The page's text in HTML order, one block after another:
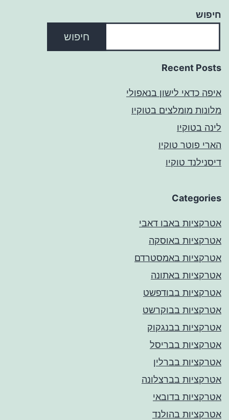
חיפוש
חיפוש
Recent Posts
איפה כדאי לישון בנאפולי
מלונות מומלצים בטוקיו
לינה בטוקיו
הארי פוטר טוקיו
דיסנילנד טוקיו
Categories
אטרקציות באבו דאבי
אטרקציות באוסקה
אטרקציות באמסטרדם
אטרקציות באתונה
אטרקציות בבודפשט
אטרקציות בבוקרשט
אטרקציות בבנגקוק
אטרקציות בבריסל
אטרקציות בברלין
אטרקציות בברצלונה
אטרקציות בדובאי
אטרקציות בהולנד